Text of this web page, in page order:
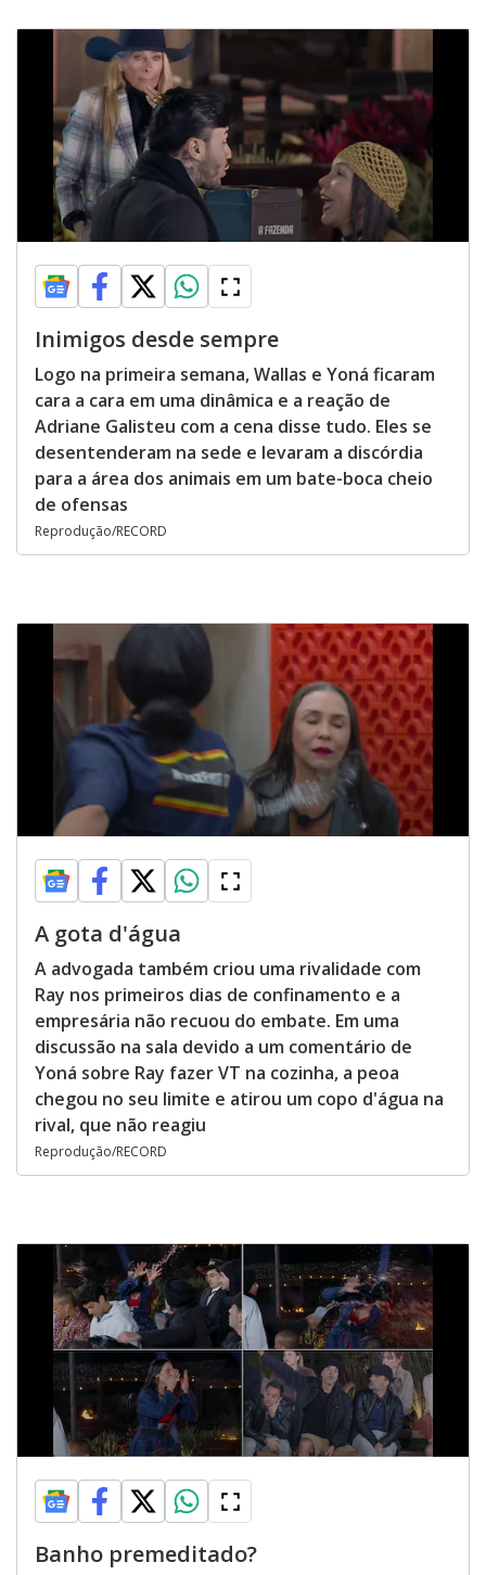
Inimigos desde sempre
Logo na primeira semana, Wallas e Yoná ficaram
cara a cara em uma dinâmica e a reação de
Adriane Galisteu com a cena disse tudo. Eles se
desentenderam na sede e levaram a discórdia
para a área dos animais em um bate-boca cheio
de ofensas
Reprodução/RECORD
A gota d'água
A advogada também criou uma rivalidade com
Ray nos primeiros dias de confinamento e a
empresária não recuou do embate. Em uma
discussão na sala devido a um comentário de
Yoná sobre Ray fazer VT na cozinha, a peoa
chegou no seu limite e atirou um copo d'água na
rival, que não reagiu
Reprodução/RECORD
Banho premeditado?